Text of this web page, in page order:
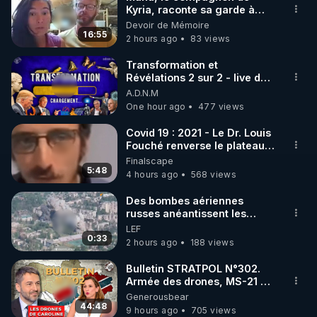
🌱 INSTAGRAM
https://www.instagram.com/rdlr_thierrycasasnovas/
http://rgnr.li/instagram
🌱 LA NEWSLETTER
Pour ne pas rater l’actualité RGNR (stages,
http://rgnr.li/news
🌱 VIDÉOS NON CENSURÉES SUR ODYSEE
Toutes les vidéos Youtube sont aussi sur la
http://rgnr.li/odysee
🌱 LES STAGES EN PRÉSENTIEL
http://rgnr.li/stages
16:55
Kyria, raconte sa garde à
vue musclée. PARTAGEZ!
Devoir de Mémoire
2 hours ago
83 views
Transformation et
Révélations 2 sur 2 - live du
07/08/26
A.D.N.M
One hour ago
477 views
5:48
Covid 19 : 2021 - Le Dr. Louis
Fouché renverse le plateau
de CNews !
Finalscape
4 hours ago
568 views
0:33
Des bombes aériennes
russes anéantissent les
centres de contrôle de
drones de 3 brigades
ukrainienne
LEF
2 hours ago
188 views
44:48
Bulletin STRATPOL N°302.
Armée des drones, MS-21 en
série, missiles coréens.
07.08.2026.
Generousbear
9 hours ago
705 views